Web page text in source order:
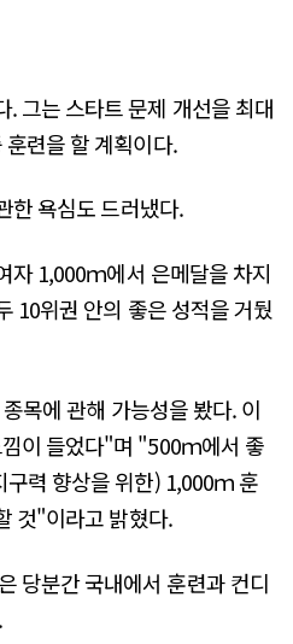
. 그는 스타트 문제 개선을 최대
련을 할 계획이다.
한 욕심도 드러냈다.
자 1,000ｍ에서 은메달을 차지
10위권 안의 좋은 성적을 거뒀
목에 관해 가능성을 봤다. 이
이 들었다"며 "500ｍ에서 좋
력 향상을 위한) 1,000ｍ 훈
것"이라고 밝혔다.
당분간 국내에서 훈련과 컨디